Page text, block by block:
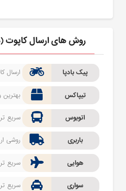
روش های ارسال کاپوت
پیک بادپا ارسال
تیپاکس
اتوبوس سریع
باربری روشی
هوایی سریع
سواری سریع